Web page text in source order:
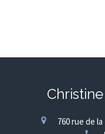
760 rue de la